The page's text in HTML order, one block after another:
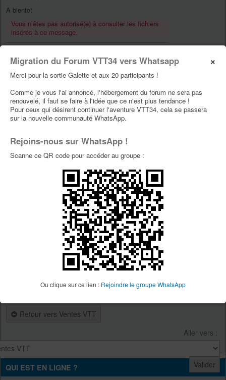
×
Migration du Forum VTT34 vers Whatsapp
Merci pour la sortie Galette et aux 20 participants !
Comme je vous l'ai annoncé, l'hébergement du forum ne sera pas
renouvelé, il faut se faire à l'idée que ce n'est plus tendance !
Pour ceux qui désirent continuer l'aventure VTT34, cela se passera
sur la nouvelle communauté WhatsApp.
Rejoins-nous sur WhatsApp !
Scanne ce QR code pour accéder au groupe :
Ou clique sur ce lien : Rejoindre le groupe WhatsApp
A bientot
Vous n’êtes pas autorisé(e) à consulter les fichiers
insérés à ce message.
et mes parents m'ont éteint à coup de pelle.
Re: SANTA CRUZ BRONSON C 2016
parclaude » 25 Avr 2019, 18:49
Beau vélo, beau montage
C'est pas d'actualité pour moi en ce moment, mais
avec ça on doit pouvoir faire de l'enduro pour de vrai
Ça va un peu mieux comme ça
Afficher les messages publiés depuis :
Publier une réponse 2 message(s) Page
Retour vers Ventes VTT
Aller vers :
QUI EST EN LIGNE ?